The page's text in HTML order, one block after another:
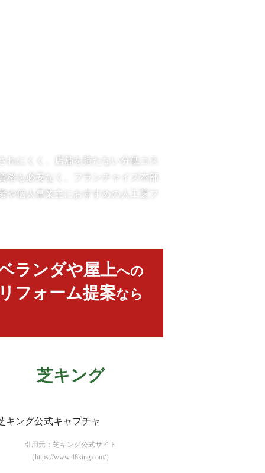
れにくく、店舗を持たない分低コス
格も必要なく、フランチャイズ本部
や個人事業主におすすめの人工芝フ
ランダや屋上への
リフォーム提案なら
芝キング
引用元：芝キング公式サイト
（https://www.48king.com/）